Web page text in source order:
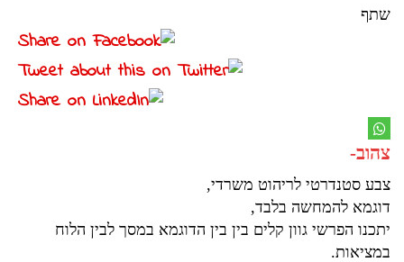
שתף
צהוב-
צבע סטנדרטי לריהוט משרדי,
דוגמא להמחשה בלבד,
יתכנו הפרשי גוון קלים בין בין הדוגמא במסך לבין הלוח
במציאות.